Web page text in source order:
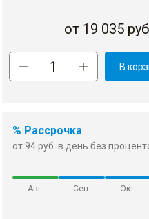
от 19 035
В
% Рассрочка
от 94 руб. в день без
Авг. Сен. Окт.